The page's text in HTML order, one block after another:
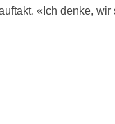
«Ich denke, wir